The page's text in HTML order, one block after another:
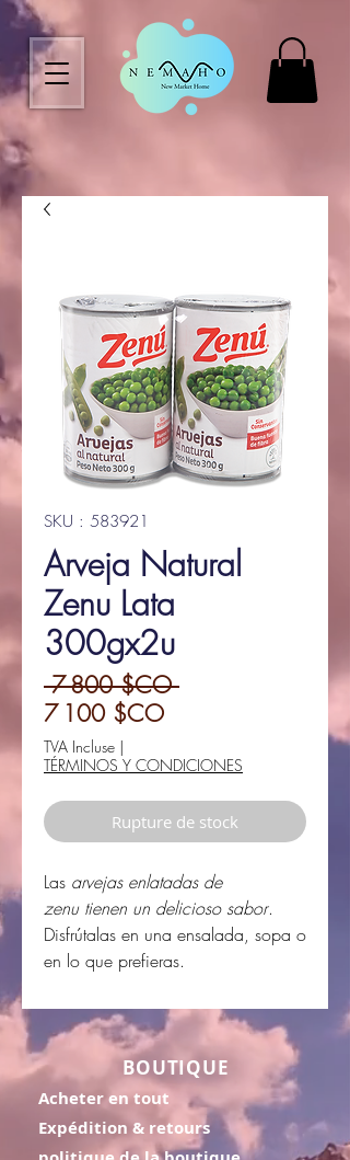
SKU : 583921
Arveja Natural
Zenu Lata
300gx2u
7 800 $CO Prix
7 100 $COPrix
TVA Incluse |
TÉRMINOS Y CONDICIONES
Rupture de stock
Las arvejas enlatadas de
zenu tienen un delicioso sabor.
Disfrútalas en una ensalada, sopa o
en lo que prefieras.
BOUTIQUE
Acheter en tout
Expédition & retours